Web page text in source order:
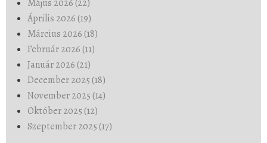
Május 2026 (22)
Április 2026 (19)
Március 2026 (18)
Február 2026 (11)
Január 2026 (21)
December 2025 (18)
November 2025 (14)
Október 2025 (12)
Szeptember 2025 (17)